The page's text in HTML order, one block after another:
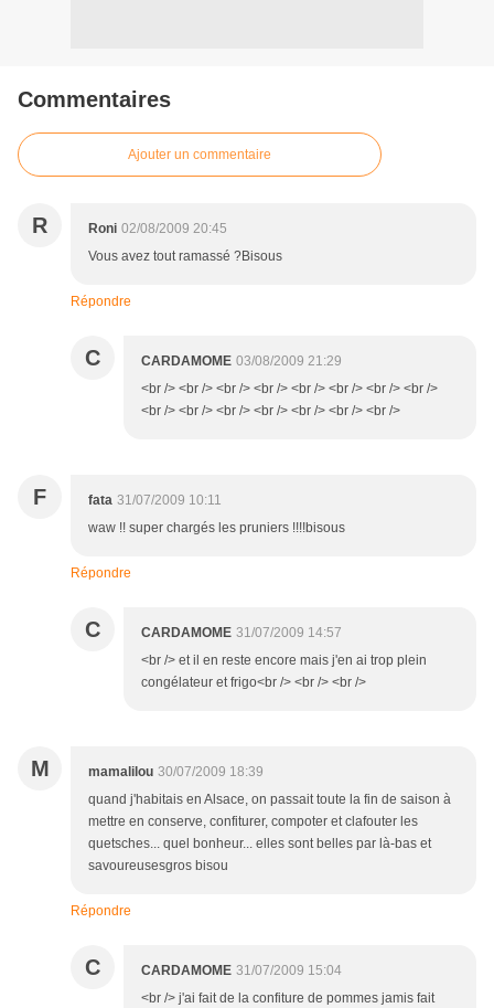
Commentaires
Ajouter un commentaire
R Roni 02/08/2009 20:45
Vous avez tout ramassé ?Bisous
Répondre
C CARDAMOME 03/08/2009 21:29
<br /> <br /> <br /> <br /> <br /> <br /> <br /> <br />
<br /> <br /> <br /> <br /> <br /> <br /> <br />
F fata 31/07/2009 10:11
waw !! super chargés les pruniers !!!!bisous
Répondre
C CARDAMOME 31/07/2009 14:57
<br /> et il en reste encore mais j'en ai trop plein
congélateur et frigo<br /> <br /> <br />
M mamalilou 30/07/2009 18:39
quand j'habitais en Alsace, on passait toute la fin de saison à
mettre en conserve, confiturer, compoter et clafouter les
quetsches... quel bonheur... elles sont belles par là-bas et
savoureusesgros bisou
Répondre
C CARDAMOME 31/07/2009 15:04
<br /> j'ai fait de la confiture de pommes jamis fait